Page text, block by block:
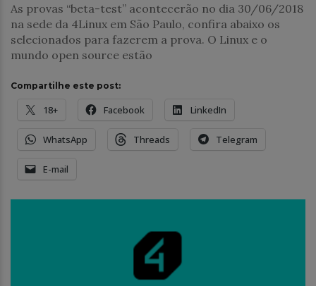
As provas “beta-test” acontecerão no dia 30/06/2018
na sede da 4Linux em São Paulo, confira abaixo os
selecionados para fazerem a prova. O Linux e o
mundo open source estão
Compartilhe este post:
18+ Facebook LinkedIn
WhatsApp Threads Telegram
E-mail